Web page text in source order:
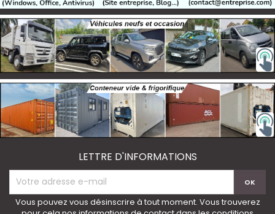
LETTRE D'INFORMATIONS
Vous pouvez vous désinscrire à tout moment. Vous trouverez